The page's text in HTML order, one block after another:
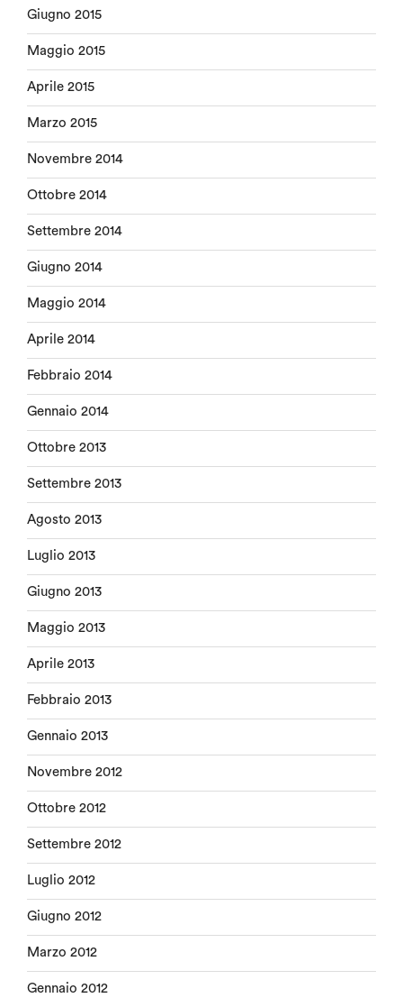
Giugno 2015
Maggio 2015
Aprile 2015
Marzo 2015
Novembre 2014
Ottobre 2014
Settembre 2014
Giugno 2014
Maggio 2014
Aprile 2014
Febbraio 2014
Gennaio 2014
Ottobre 2013
Settembre 2013
Agosto 2013
Luglio 2013
Giugno 2013
Maggio 2013
Aprile 2013
Febbraio 2013
Gennaio 2013
Novembre 2012
Ottobre 2012
Settembre 2012
Luglio 2012
Giugno 2012
Marzo 2012
Gennaio 2012